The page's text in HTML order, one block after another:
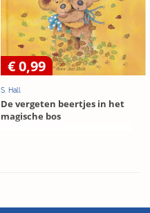
€ 0,99
S. Hall
De vergeten beertjes in het
magische bos